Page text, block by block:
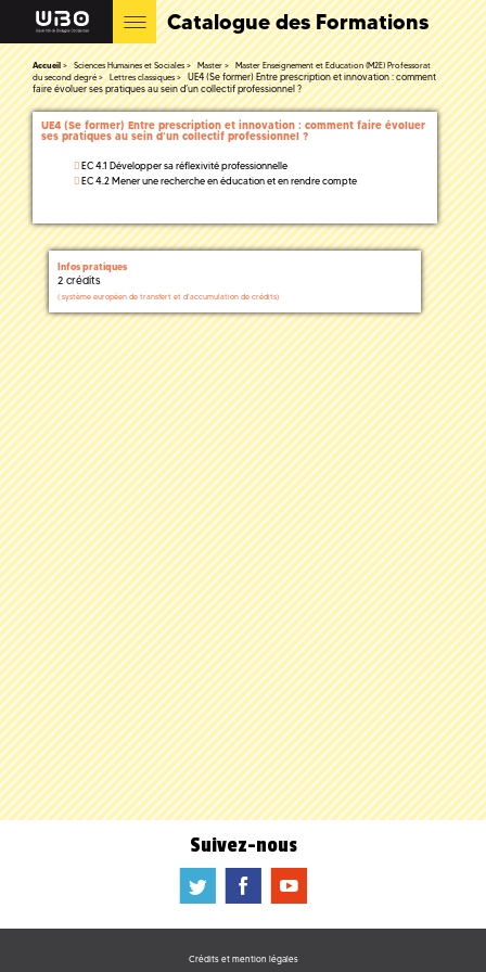
Catalogue des Formations
Accueil Sciences Humaines et Sociales Master
Master Enseignement et Education (M2E) Professorat
du second degré
Lettres classiques
UE4 (Se former) Entre prescription et innovation : comment
faire évoluer ses pratiques au sein d’un collectif professionnel ?
UE4 (Se former) Entre prescription et innovation : comment faire évoluer
ses pratiques au sein d’un collectif professionnel ?
EC 4.1 Développer sa réflexivité professionnelle
EC 4.2 Mener une recherche en éducation et en rendre compte
Infos pratiques
2 crédits
( système européen de transfert et d'accumulation de crédits)
Suivez-nous
a b f
Crédits et mention légales